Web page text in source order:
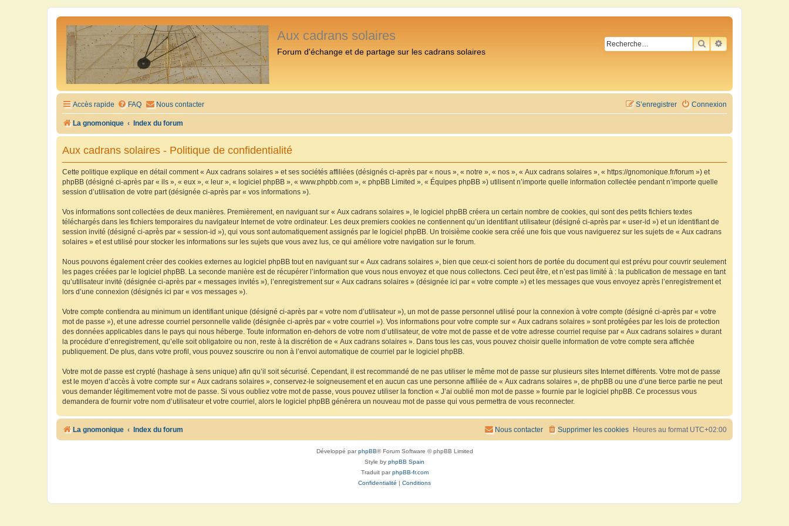
Aux cadrans solaires
Forum d'échange et de partage sur les cadrans solaires
RECHERCHER
RECHERCHE
Accès rapide FAQ Nous contacter Connexion
S’enregistrer
La gnomonique Index du forum
Aux cadrans solaires - Politique de confidentialité
Cette politique explique en détail comment « Aux cadrans solaires » et ses sociétés affiliées (désignés ci-après par « nous », « notre », « nos », « Aux cadrans solaires », « https://gnomonique.fr/forum ») et
phpBB (désigné ci-après par « ils », « eux », « leur », « logiciel phpBB », « www.phpbb.com », « phpBB Limited », « Équipes phpBB ») utilisent n’importe quelle information collectée pendant n’importe quelle
session d’utilisation de votre part (désignée ci-après par « vos informations »).
Vos informations sont collectées de deux manières. Premièrement, en naviguant sur « Aux cadrans solaires », le logiciel phpBB créera un certain nombre de cookies, qui sont des petits fichiers textes
téléchargés dans les fichiers temporaires du navigateur Internet de votre ordinateur. Les deux premiers cookies ne contiennent qu’un identifiant utilisateur (désigné ci-après par « user-id ») et un identifiant de
session invité (désigné ci-après par « session-id »), qui vous sont automatiquement assignés par le logiciel phpBB. Un troisième cookie sera créé une fois que vous naviguerez sur les sujets de « Aux cadrans
solaires » et est utilisé pour stocker les informations sur les sujets que vous avez lus, ce qui améliore votre navigation sur le forum.
Nous pouvons également créer des cookies externes au logiciel phpBB tout en naviguant sur « Aux cadrans solaires », bien que ceux-ci soient hors de portée du document qui est prévu pour couvrir seulement
les pages créées par le logiciel phpBB. La seconde manière est de récupérer l’information que vous nous envoyez et que nous collectons. Ceci peut être, et n’est pas limité à : la publication de message en tant
qu’utilisateur invité (désignée ci-après par « messages invités »), l’enregistrement sur « Aux cadrans solaires » (désignée ici par « votre compte ») et les messages que vous envoyez après l’enregistrement et
lors d’une connexion (désignés ici par « vos messages »).
Votre compte contiendra au minimum un identifiant unique (désigné ci-après par « votre nom d’utilisateur »), un mot de passe personnel utilisé pour la connexion à votre compte (désigné ci-après par « votre
mot de passe »), et une adresse courriel personnelle valide (désignée ci-après par « votre courriel »). Vos informations pour votre compte sur « Aux cadrans solaires » sont protégées par les lois de protection
des données applicables dans le pays qui nous héberge. Toute information en-dehors de votre nom d’utilisateur, de votre mot de passe et de votre adresse courriel requise par « Aux cadrans solaires » durant
la procédure d’enregistrement, qu’elle soit obligatoire ou non, reste à la discrétion de « Aux cadrans solaires ». Dans tous les cas, vous pouvez choisir quelle information de votre compte sera affichée
publiquement. De plus, dans votre profil, vous pouvez souscrire ou non à l’envoi automatique de courriel par le logiciel phpBB.
Votre mot de passe est crypté (hashage à sens unique) afin qu’il soit sécurisé. Cependant, il est recommandé de ne pas utiliser le même mot de passe sur plusieurs sites Internet différents. Votre mot de passe
est le moyen d’accès à votre compte sur « Aux cadrans solaires », conservez-le soigneusement et en aucun cas une personne affiliée de « Aux cadrans solaires », de phpBB ou une d’une tierce partie ne peut
vous demander légitimement votre mot de passe. Si vous oubliez votre mot de passe, vous pouvez utiliser la fonction « J’ai oublié mon mot de passe » fournie par le logiciel phpBB. Ce processus vous
demandera de fournir votre nom d’utilisateur et votre courriel, alors le logiciel phpBB générera un nouveau mot de passe qui vous permettra de vous reconnecter.
La gnomonique Index du forum Heures au format UTC+02:00
Supprimer les cookies
Nous contacter
Développé parphpBB® Forum Software © phpBB Limited
Style by phpBB Spain
Traduit parphpBB-fr.com
Confidentialité
Conditions